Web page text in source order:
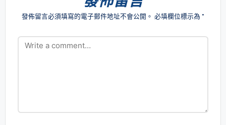
發佈留言必須填寫的電子郵件地址不會公開。 必填欄位標示為 *